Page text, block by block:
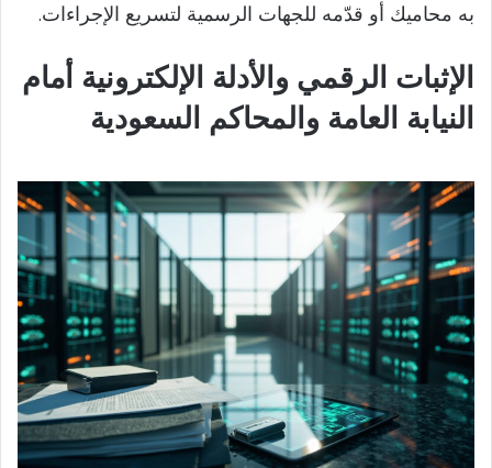
به محاميك أو قدّمه للجهات الرسمية لتسريع الإجراءات.
الإثبات الرقمي والأدلة الإلكترونية أمام
النيابة العامة والمحاكم السعودية